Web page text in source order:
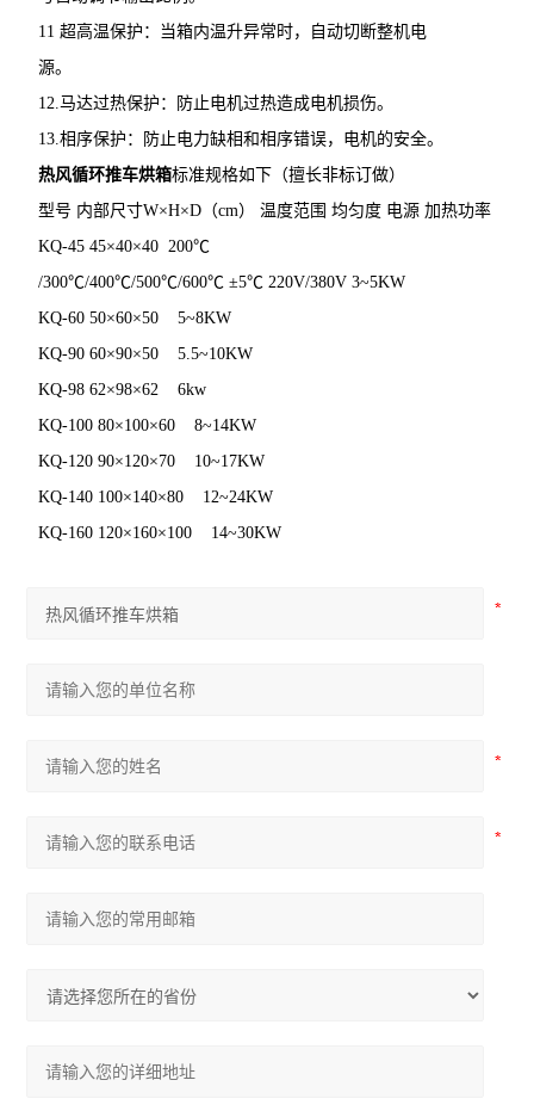
11 超高温保护：当箱内温升异常时，自动切断整机电
源。
12.马达过热保护：防止电机过热造成电机损伤。
13.相序保护：防止电力缺相和相序错误，电机的安全。
热风循环推车烘箱标准规格如下（擅长非标订做）
型号 内部尺寸W×H×D（cm） 温度范围 均匀度 电源 加热功率
KQ-45 45×40×40 200℃
/300℃/400℃/500℃/600℃ ±5℃ 220V/380V 3~5KW
KQ-60 50×60×50 5~8KW
KQ-90 60×90×50 5.5~10KW
KQ-98 62×98×62 6kw
KQ-100 80×100×60 8~14KW
KQ-120 90×120×70 10~17KW
KQ-140 100×140×80 12~24KW
KQ-160 120×160×100 14~30KW